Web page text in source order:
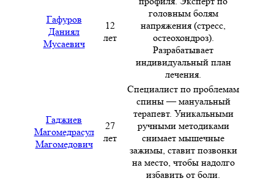
Гафуров
Даниял
Мусаевич
12
лет
головным болям
напряжения (стресс,
остеохондроз).
Разрабатывает
индивидуальный план
лечения.
Гаджиев
Магомедрасул
Магомедович
27
лет
Специалист по проблемам
спины — мануальный
терапевт. Уникальными
ручными методиками
снимает мышечные
зажимы, ставит позвонки
на место, чтобы надолго
избавить от боли.